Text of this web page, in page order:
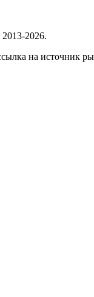
2026.
на источник